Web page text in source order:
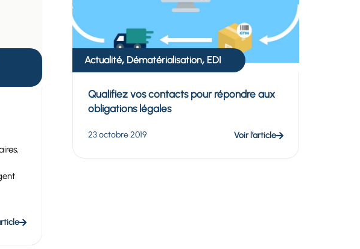
Actualité, Dématérialisation, EDI
Qualifiez vos contacts pour répondre aux
obligations légales
23 octobre 2019 Voir l’article